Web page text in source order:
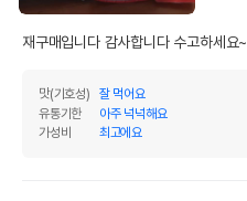
재구매입니다 감사합니다 수고하세요~
맛(기호성)
잘 먹어요
유통기한
아주 넉넉해요
가성비
최고에요